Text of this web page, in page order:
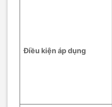
Điều kiện áp dụng